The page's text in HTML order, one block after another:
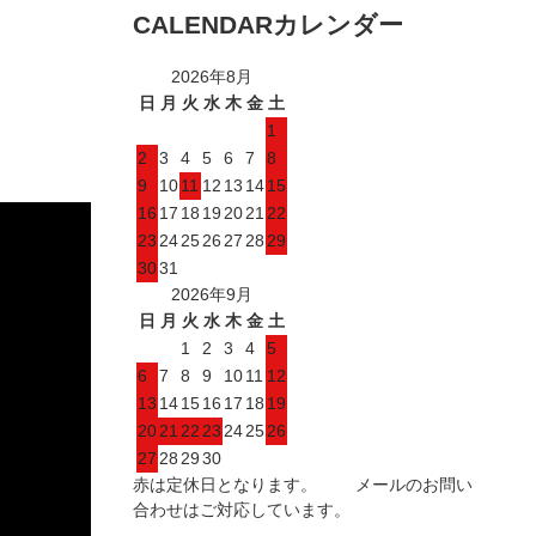
CALENDARカレンダー
2026年8月
日 月 火 水 木 金 土
1
2
3 4 5 6 7
8
9
1011 12 13 1415
16 17 18 19 2021 22
23 242526 27 28 29
3031
2026年9月
日 月 火 水 木 金 土
1
2 3 4
5
6
7 8 9 1011 12
13 141516 17 18 19
2021 22 23 242526
27 28 29 30
赤は定休日となります。 メールのお問い
合わせはご対応しています。